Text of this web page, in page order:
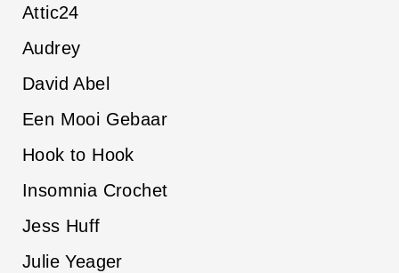
Attic24
Audrey
David Abel
Een Mooi Gebaar
Hook to Hook
Insomnia Crochet
Jess Huff
Julie Yeager